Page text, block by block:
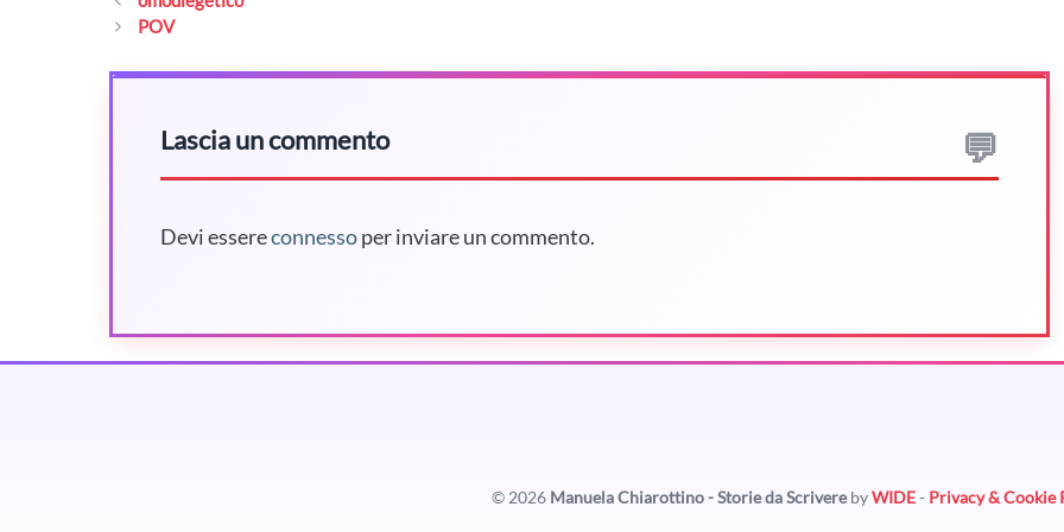
POV
Lascia un commento
Devi essereconnessoper inviare un commento.
© 2026 Manuela Chiarottino - Storie da ScriverebyWIDE- Privacy & Cookie